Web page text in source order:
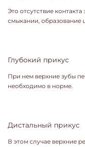
Это отсутствие
смыкании, образование
Глубокий прикус
При нем верхние зубы
необходимо в норме.
Дистальный прикус
В этом случае верхние